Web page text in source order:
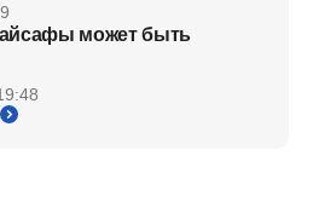
может быть